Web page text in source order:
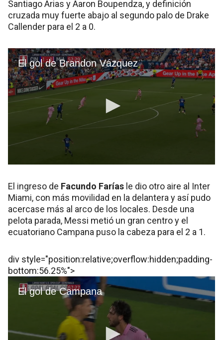
Santiago Arias y Aaron Boupendza, y definición
cruzada muy fuerte abajo al segundo palo de Drake
Callender para el 2 a 0.
El ingreso de Facundo Farías le dio otro aire al Inter
Miami, con más movilidad en la delantera y así pudo
acercase más al arco de los locales. Desde una
pelota parada, Messi metió un gran centro y el
ecuatoriano Campana puso la cabeza para el 2 a 1.
div style="position:relative;overflow:hidden;padding-
bottom:56.25%">
Ya con un contexto caótico, con pelotazo hacia
arriba para intentar romper la defensa, Messi le puso
un freno, encaró unos metros y le metió un centro
magistral a Campana para su segundo gol de cabeza